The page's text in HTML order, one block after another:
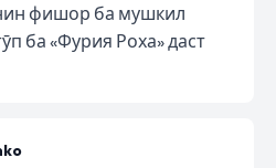
фишор ба мушкил
ба «Фурия Роха» даст